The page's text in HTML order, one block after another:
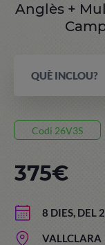
Anglès +
QUÈ INCLOU?
Codi 26V3S
8 DIES, DEL
VALLCLARA
375€